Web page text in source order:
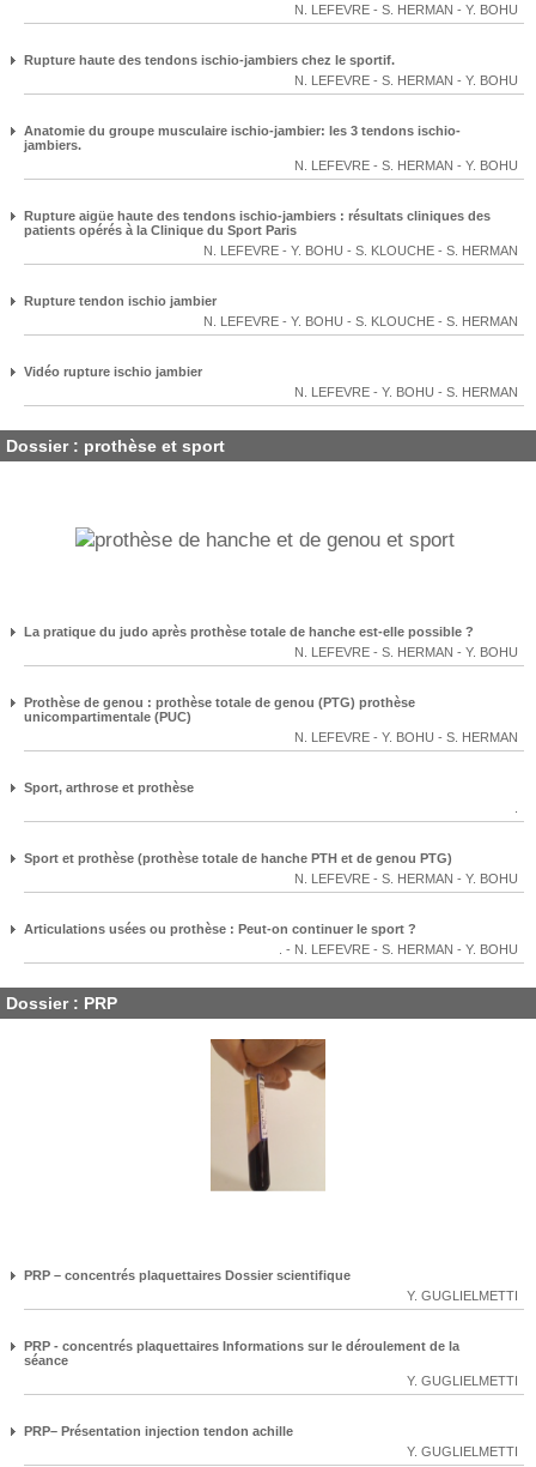
N. LEFEVRE - S. HERMAN - Y. BOHU
Rupture haute des tendons ischio-jambiers chez le sportif.
N. LEFEVRE - S. HERMAN - Y. BOHU
Anatomie du groupe musculaire ischio-jambier: les 3 tendons ischio-
jambiers.
N. LEFEVRE - S. HERMAN - Y. BOHU
Rupture aigüe haute des tendons ischio-jambiers : résultats cliniques des
patients opérés à la Clinique du Sport Paris
N. LEFEVRE - Y. BOHU - S. KLOUCHE - S. HERMAN
Rupture tendon ischio jambier
N. LEFEVRE - Y. BOHU - S. KLOUCHE - S. HERMAN
Vidéo rupture ischio jambier
N. LEFEVRE - Y. BOHU - S. HERMAN
Dossier : prothèse et sport
La pratique du judo après prothèse totale de hanche est-elle possible ?
N. LEFEVRE - S. HERMAN - Y. BOHU
Prothèse de genou : prothèse totale de genou (PTG) prothèse
unicompartimentale (PUC)
N. LEFEVRE - Y. BOHU - S. HERMAN
Sport, arthrose et prothèse
Sport et prothèse (prothèse totale de hanche PTH et de genou PTG)
N. LEFEVRE - S. HERMAN - Y. BOHU
Articulations usées ou prothèse : Peut-on continuer le sport ?
- N. LEFEVRE - S. HERMAN - Y. BOHU
Dossier : PRP
PRP – concentrés plaquettaires Dossier scientifique
Y. GUGLIELMETTI
PRP - concentrés plaquettaires Informations sur le déroulement de la
séance
Y. GUGLIELMETTI
PRP– Présentation injection tendon achille
Y. GUGLIELMETTI